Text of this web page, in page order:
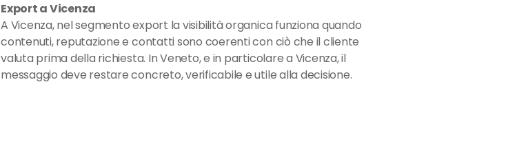
Export a Vicenza
A Vicenza, nel segmento export la visibilità organica funziona quando
contenuti, reputazione e contatti sono coerenti con ciò che il cliente
valuta prima della richiesta. In Veneto, e in particolare a Vicenza, il
messaggio deve restare concreto, verificabile e utile alla decisione.